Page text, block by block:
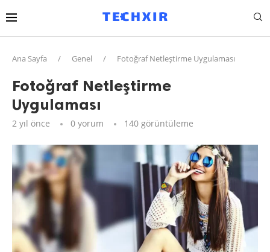
Ana Sayfa / Genel / Fotoğraf Netleştirme Uygulaması
Fotoğraf Netleştirme
Uygulaması
2 yıl önce 0 yorum 140 görüntüleme